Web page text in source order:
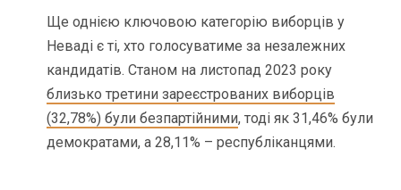
Ще однією ключовою категорію виборців у
Неваді є ті, хто голосуватиме за незалежних
кандидатів. Станом на листопад 2023 року
близько третини зареєстрованих виборців
(32,78%) були безпартійними, тоді як 31,46% були
демократами, а 28,11% – республіканцями.